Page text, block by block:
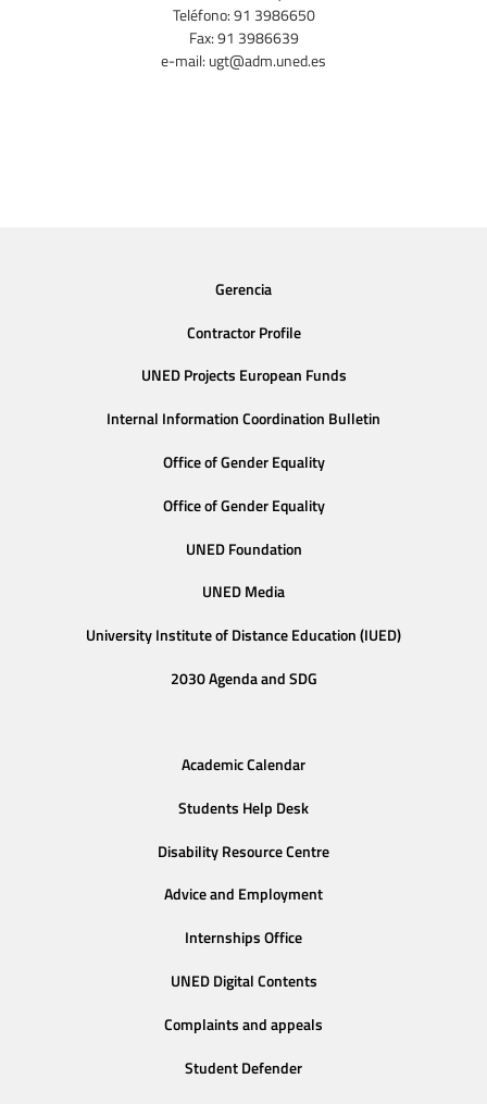
Teléfono: 91 3986650
Fax: 91 3986639
e-mail: ugt@adm.uned.es
Gerencia
Contractor Profile
UNED Projects European Funds
Internal Information Coordination Bulletin
Office of Gender Equality
Office of Gender Equality
UNED Foundation
UNED Media
University Institute of Distance Education (IUED)
2030 Agenda and SDG
Academic Calendar
Students Help Desk
Disability Resource Centre
Advice and Employment
Internships Office
UNED Digital Contents
Complaints and appeals
Student Defender